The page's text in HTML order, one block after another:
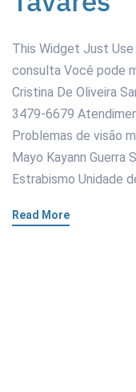
This Widget Just
consulta Você pode
Cristina De Oliveira
3479-6679
Problemas de visão
Mayo Kayann Guerra
Estrabismo Unidade
Read More